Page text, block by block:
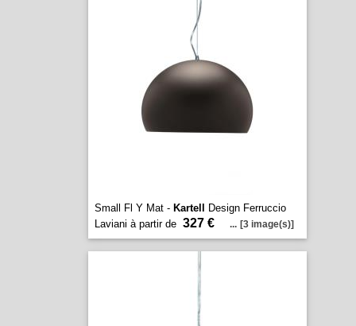
Small Fl Y Mat - Kartell
Design Ferruccio
Laviani à partir de 327 € ... [3 image(s)]